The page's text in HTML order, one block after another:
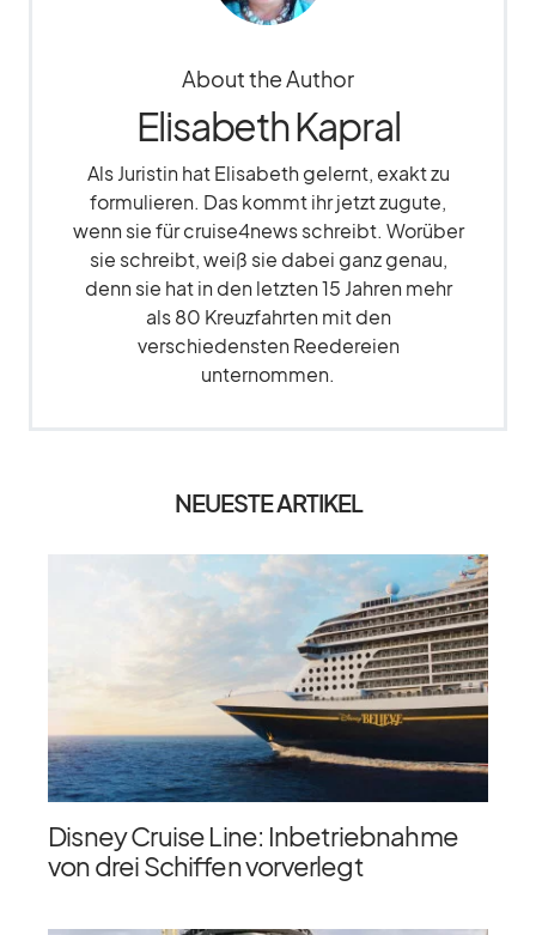
About the Author
Elisabeth Kapral
Als Juristin hat Elisabeth gelernt, exakt zu
formulieren. Das kommt ihr jetzt zugute,
wenn sie für cruise4news schreibt. Worüber
sie schreibt, weiß sie dabei ganz genau,
denn sie hat in den letzten 15 Jahren mehr
als 80 Kreuzfahrten mit den
verschiedensten Reedereien
unternommen.
NEUESTE ARTIKEL
Disney Cruise Line: Inbetriebnahme
von drei Schiffen vorverlegt